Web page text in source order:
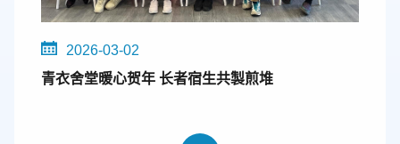
2026-03-02
青衣舍堂暖心贺年 长者宿生共製煎堆